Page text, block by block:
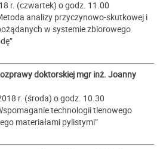
r. (czwartek) o godz. 11.00
analizy przyczynowo-skutkowej i
w systemie zbiorowego
doktorskiej mgr inż. Joanny
r. (środa) o godz. 10.30
technologii tlenowego
materiałami pylistymi”